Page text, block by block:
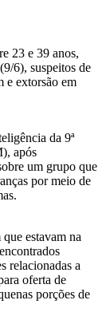
23 e 39 anos,
6), suspeitos de
e extorsão em
da 9ª
após
um grupo que
por meio de
estavam na
relacionadas a
oferta de
porções de